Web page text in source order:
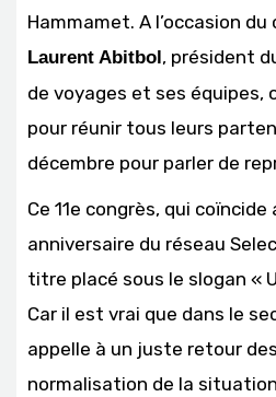
Hammamet. A l’occasion
Laurent Abitbol , président
de voyages et ses équipes,
pour réunir tous leurs
décembre pour parler de
Ce 11e congrès, qui coïncide
anniversaire du réseau
titre placé sous le slogan «
Car il est vrai que dans le
appelle à un juste retour
normalisation de la